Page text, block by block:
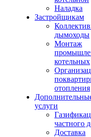
Наладка
Застройщикам
дымоходы
Монтаж
котельных
отопления
услуги
частного
Доставка